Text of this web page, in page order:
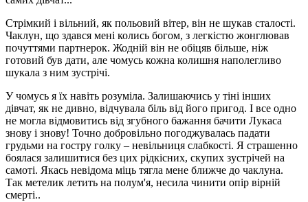
Стрімкий і вільний, як польовий вітер, він не шукав сталості.
Чаклун, що здався мені колись богом, з легкістю жонглював
почуттями партнерок. Жодній він не обіцяв більше, ніж
готовий був дати, але чомусь кожна колишня наполегливо
шукала з ним зустрічі.
У чомусь я їх навіть розуміла. Залишаючись у тіні інших
дівчат, як не дивно, відчувала біль від його пригод. І все одно
не могла відмовитись від згубного бажання бачити Лукаса
знову і знову! Точно добровільно погоджувалась падати
грудьми на гостру голку – невільниця слабкості. Я страшенно
боялася залишитися без цих рідкісних, скупих зустрічей на
самоті. Якась невідома міць тягла мене ближче до чаклуна.
Так метелик летить на полум'я, несила чинити опір вірній
смерті..